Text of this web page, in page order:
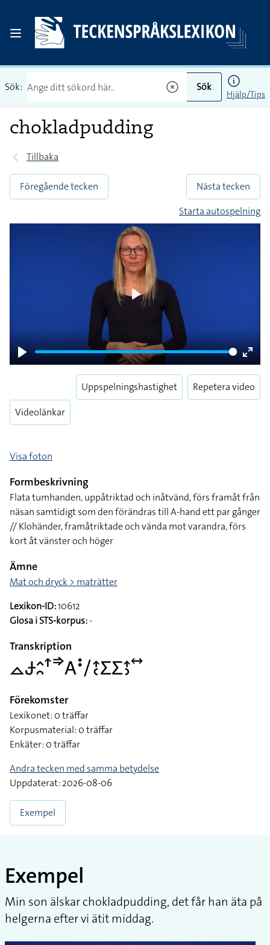
Sök: Sök
Hjälp/Tips
chokladpudding
Tillbaka
Föregående tecken
Nästa tecken
Starta autospelning
Play
Enter
Play
Videolänkar
Uppspelningshastighet Repetera video
Visa foton
Formbeskrivning
Flata tumhanden, uppåtriktad och inåtvänd, förs framåt från
näsan samtidigt som den förändras till A-hand ett par gånger
// Klohänder, framåtriktade och vända mot varandra, förs
kort åt vänster och höger
Ämne
Mat och dryck > maträtter
Lexikon-ID:10612
Glosa i STS-korpus:-
Transkription
􌤼􌥂􌤵􌥘􌦃􌦆􌤤􌥻􌥠􌤴􌥗􌤥􌤥􌤴􌤶􌥤
Förekomster
Lexikonet: 0 träffar
Korpusmaterial: 0 träffar
Enkäter: 0 träffar
Andra tecken med samma betydelse
Uppdaterat: 2026-08-06
Exempel
Exempel
Min son älskar chokladpudding, det får han äta på
helgerna efter vi ätit middag.